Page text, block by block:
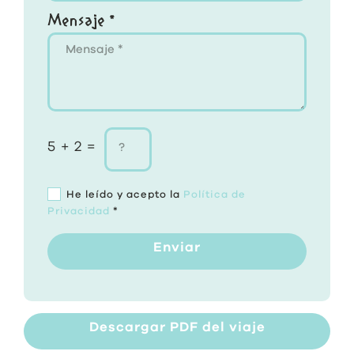
Mensaje *
5 + 2 =
He leído y acepto la Política de
Privacidad *
Enviar
Descargar PDF del viaje